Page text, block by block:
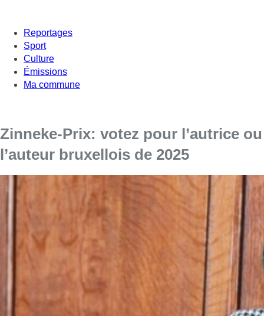
Reportages
Sport
Culture
Émissions
Ma commune
Zinneke-Prix: votez pour l’autrice ou
l’auteur bruxellois de 2025